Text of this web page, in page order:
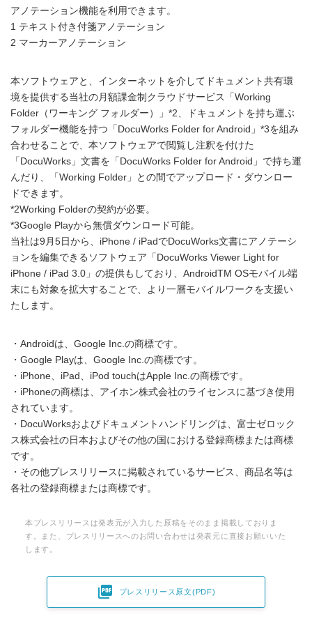
アノテーション機能を利用できます。
1 テキスト付き付箋アノテーション
2 マーカーアノテーション
本ソフトウェアと、インターネットを介してドキュメント共有環
境を提供する当社の月額課金制クラウドサービス「Working
Folder（ワーキング フォルダー）」*2、ドキュメントを持ち運ぶ
フォルダー機能を持つ「DocuWorks Folder for Android」*3を組み
合わせることで、本ソフトウェアで閲覧し注釈を付けた
「DocuWorks」文書を「DocuWorks Folder for Android」で持ち運
んだり、「Working Folder」との間でアップロード・ダウンロー
ドできます。
*2Working Folderの契約が必要。
*3Google Playから無償ダウンロード可能。
当社は9月5日から、iPhone / iPadでDocuWorks文書にアノテーシ
ョンを編集できるソフトウェア「DocuWorks Viewer Light for
iPhone / iPad 3.0」の提供もしており、AndroidTM OSモバイル端
末にも対象を拡大することで、より一層モバイルワークを支援い
たします。
・Androidは、Google Inc.の商標です。
・Google Playは、Google Inc.の商標です。
・iPhone、iPad、iPod touchはApple Inc.の商標です。
・iPhoneの商標は、アイホン株式会社のライセンスに基づき使用
されています。
・DocuWorksおよびドキュメントハンドリングは、富士ゼロック
ス株式会社の日本およびその他の国における登録商標または商標
です。
・その他プレスリリースに掲載されているサービス、商品名等は
各社の登録商標または商標です。
本プレスリリースは発表元が入力した原稿をそのまま掲載しておりま
す。また、プレスリリースへのお問い合わせは発表元に直接お願いいた
します。
 プレスリリース原文(PDF)